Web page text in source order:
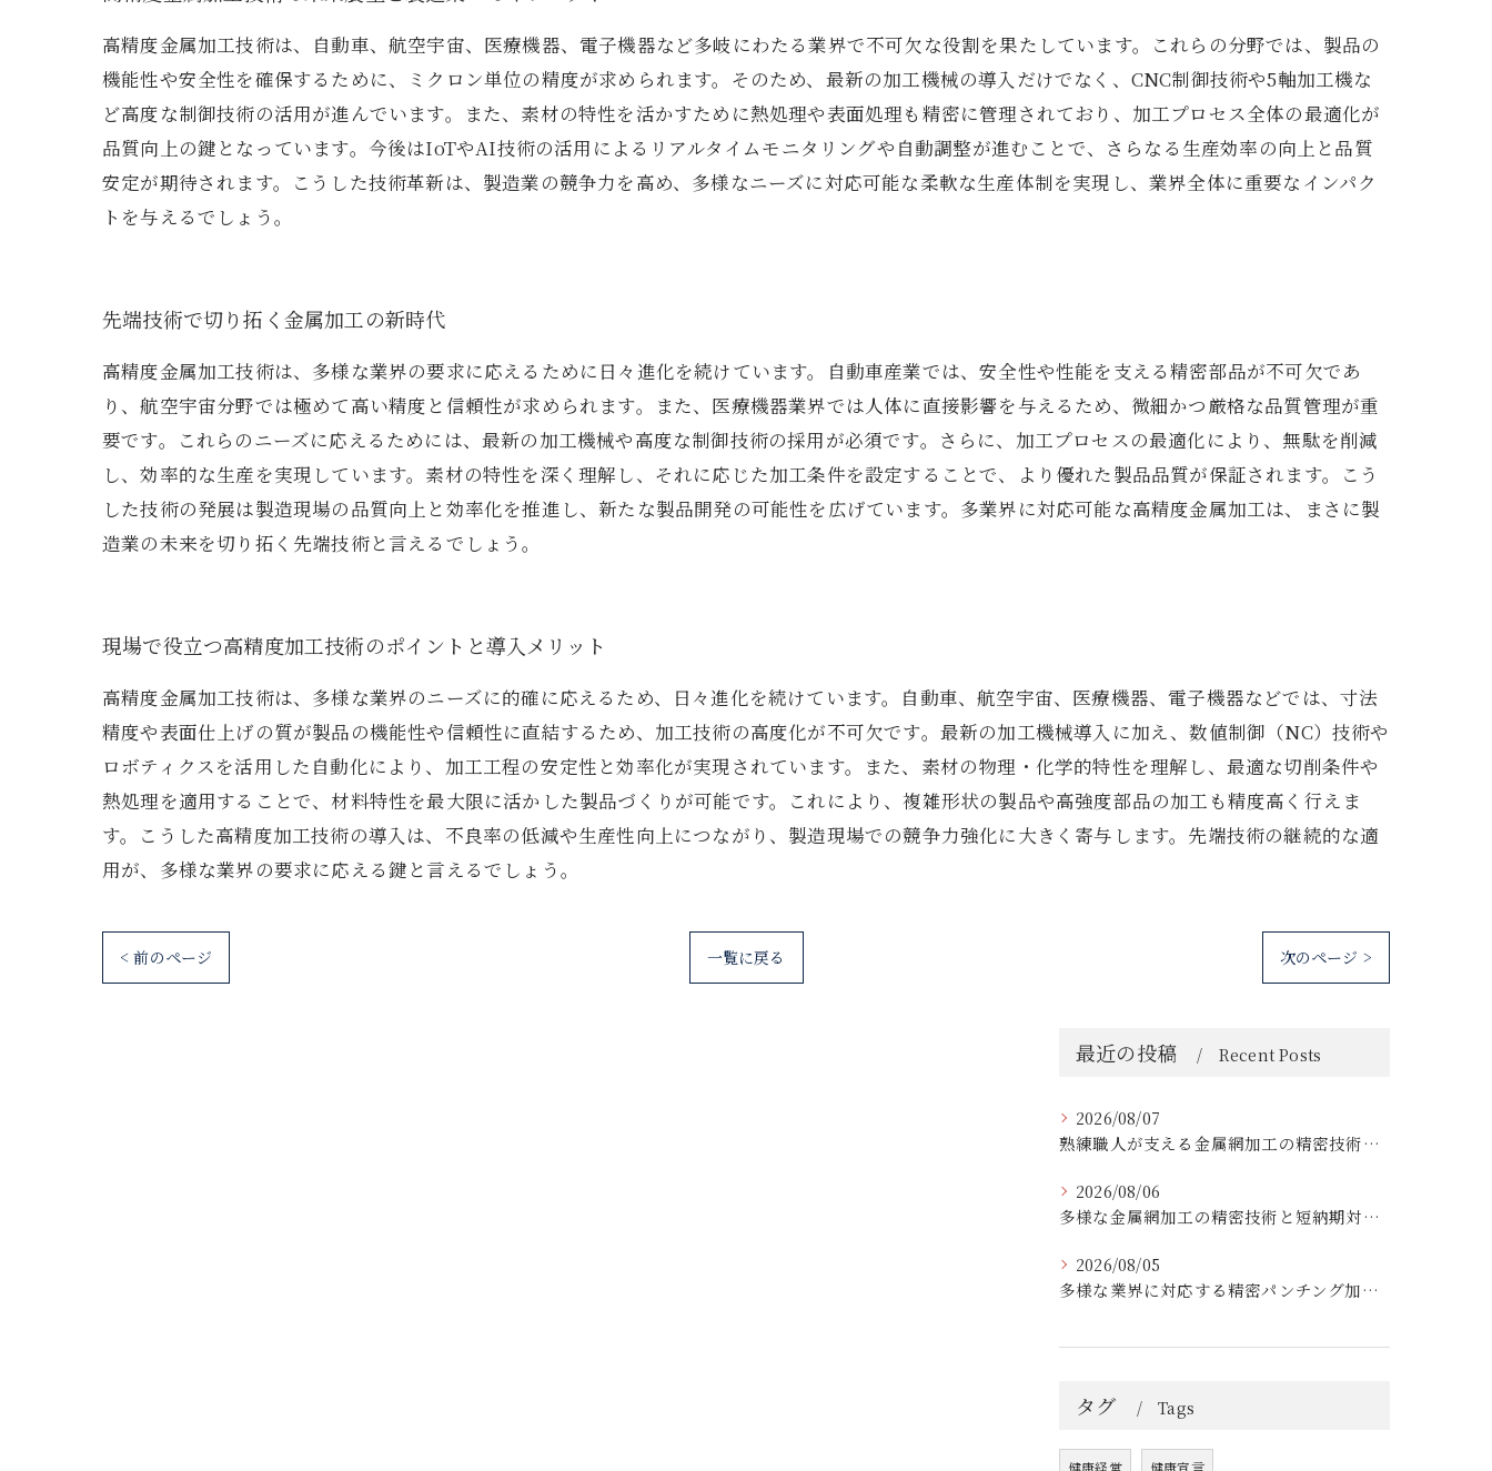
高精度金属加工技術は、自動車、航空宇宙、医療機器、電子機器など多岐にわたる業界で不可欠な役割を果たしています。これらの分野では、製品の
機能性や安全性を確保するために、ミクロン単位の精度が求められます。そのため、最新の加工機械の導入だけでなく、CNC制御技術や5軸加工機な
ど高度な制御技術の活用が進んでいます。また、素材の特性を活かすために熱処理や表面処理も精密に管理されており、加工プロセス全体の最適化が
品質向上の鍵となっています。今後はIoTやAI技術の活用によるリアルタイムモニタリングや自動調整が進むことで、さらなる生産効率の向上と品質
安定が期待されます。こうした技術革新は、製造業の競争力を高め、多様なニーズに対応可能な柔軟な生産体制を実現し、業界全体に重要なインパク
トを与えるでしょう。
先端技術で切り拓く金属加工の新時代
高精度金属加工技術は、多様な業界の要求に応えるために日々進化を続けています。自動車産業では、安全性や性能を支える精密部品が不可欠であ
り、航空宇宙分野では極めて高い精度と信頼性が求められます。また、医療機器業界では人体に直接影響を与えるため、微細かつ厳格な品質管理が重
要です。これらのニーズに応えるためには、最新の加工機械や高度な制御技術の採用が必須です。さらに、加工プロセスの最適化により、無駄を削減
し、効率的な生産を実現しています。素材の特性を深く理解し、それに応じた加工条件を設定することで、より優れた製品品質が保証されます。こう
した技術の発展は製造現場の品質向上と効率化を推進し、新たな製品開発の可能性を広げています。多業界に対応可能な高精度金属加工は、まさに製
造業の未来を切り拓く先端技術と言えるでしょう。
現場で役立つ高精度加工技術のポイントと導入メリット
高精度金属加工技術は、多様な業界のニーズに的確に応えるため、日々進化を続けています。自動車、航空宇宙、医療機器、電子機器などでは、寸法
精度や表面仕上げの質が製品の機能性や信頼性に直結するため、加工技術の高度化が不可欠です。最新の加工機械導入に加え、数値制御（NC）技術や
ロボティクスを活用した自動化により、加工工程の安定性と効率化が実現されています。また、素材の物理・化学的特性を理解し、最適な切削条件や
熱処理を適用することで、材料特性を最大限に活かした製品づくりが可能です。これにより、複雑形状の製品や高強度部品の加工も精度高く行えま
す。こうした高精度加工技術の導入は、不良率の低減や生産性向上につながり、製造現場での競争力強化に大きく寄与します。先端技術の継続的な適
用が、多様な業界の要求に応える鍵と言えるでしょう。
< 前のページ 一覧に戻る 次のページ >
最近の投稿 Recent Posts
2026/08/07
熟練職人が支える金属網加工の精密技術と柔軟対応
2026/08/06
多様な金属網加工の精密技術と短納期対応の実例
2026/08/05
多様な業界に対応する精密パンチング加工の実践技術
タグ Tags
健康経営 健康宣言